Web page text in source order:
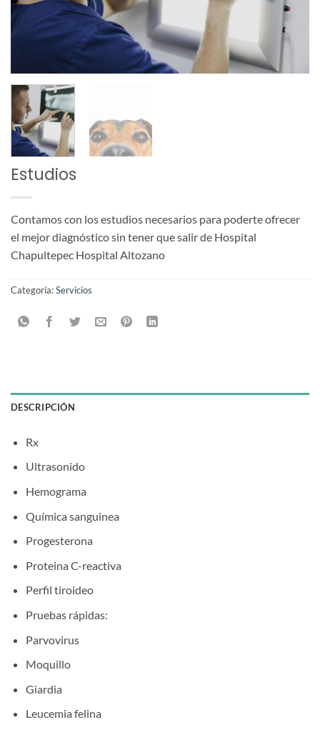
Estudios
Contamos con los estudios necesarios para poderte ofrecer
el mejor diagnóstico sin tener que salir de Hospital
Chapultepec Hospital Altozano
Categoría:Servicios
DESCRIPCIÓN
Rx
Ultrasonido
Hemograma
Química sanguinea
Progesterona
Proteina C-reactiva
Perfil tiroideo
Pruebas rápidas:
Parvovirus
Moquillo
Giardia
Leucemia felina